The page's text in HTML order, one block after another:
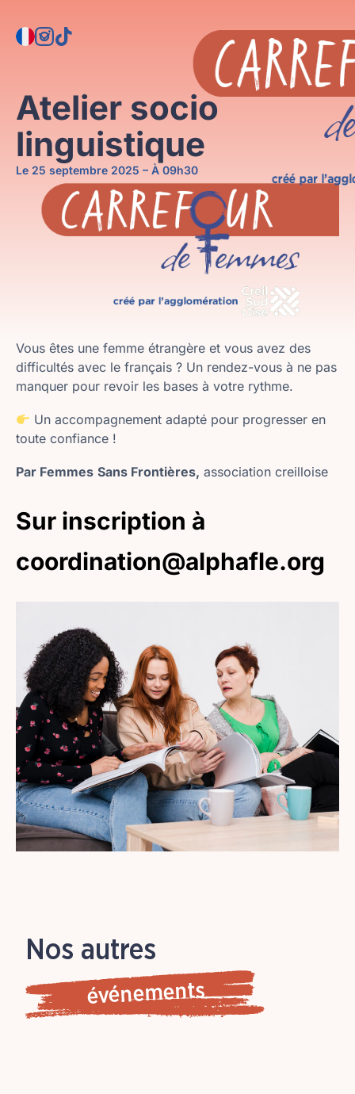
au
Atelier socio
linguistique
Le 25 septembre 2025 – À 09h30
Vous êtes une femme étrangère et vous avez des
difficultés avec le français ? Un rendez-vous à ne pas
manquer pour revoir les bases à votre rythme.
Un accompagnement adapté pour progresser en
toute confiance !
Par Femmes Sans Frontières, association creilloise
Sur inscription à
coordination@alphafle.org
Nos autres
événements